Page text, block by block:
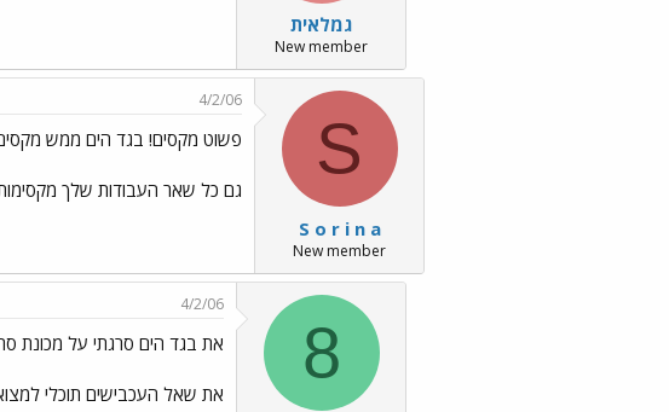
גמלאית
New member
S
S o r i n a
New member
4/2/06
פשוט מקסים! בגד הים ממש
גם כל שאר העבודות שלך
8
4/2/06
את בגד הים סרגתי על מכונת
את שאל העכבישים תוכלי